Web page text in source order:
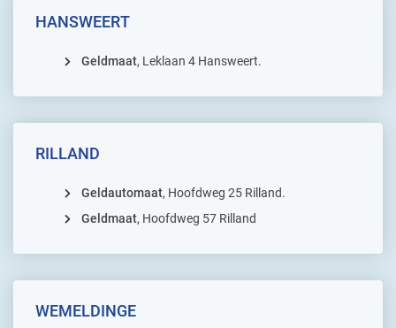
HANSWEERT
Geldmaat, Leklaan 4 Hansweert.
RILLAND
Geldautomaat, Hoofdweg 25 Rilland.
Geldmaat, Hoofdweg 57 Rilland
WEMELDINGE